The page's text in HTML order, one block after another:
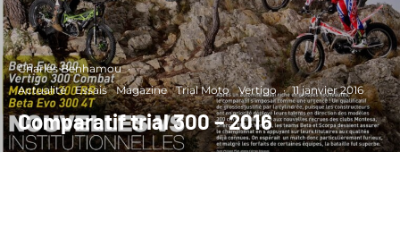
Charles Benhamou ·
Actualité
Essais Magazine Trial Moto Vertigo · 11 janvier 2016
Comparatif trial 300 – 2016